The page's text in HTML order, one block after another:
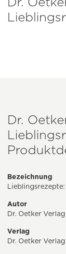
Dr.
Bezeichnung
Autor
Dr. Oetker Verlag
Verlag
Dr. Oetker Verlag